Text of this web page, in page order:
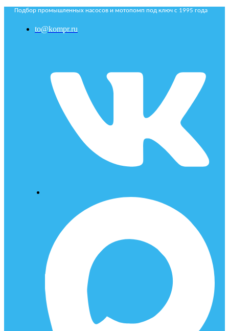
Подбор промышленных насосов и мотопомп под ключ с 1995 года
to@kompr.ru